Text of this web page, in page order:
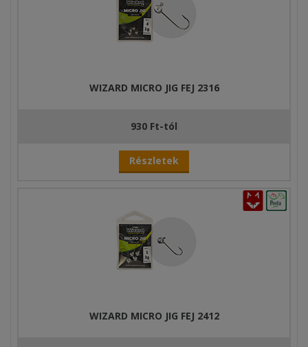
WIZARD MICRO JIG FEJ 2316
930 Ft-tól
Részletek
WIZARD MICRO JIG FEJ 2412